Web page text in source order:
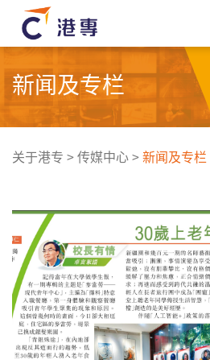
新闻及专栏
关于港专 >传媒中心>新闻及专栏